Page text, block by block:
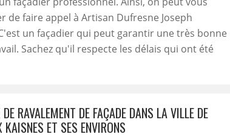
de faire appel à Artisan Dufresne Joseph
un façadier qui peut garantir une très bonne
Sachez qu'il respecte les délais qui ont été
RAVALEMENT DE FAÇADE DANS LA VILLE DE
ET SES ENVIRONS